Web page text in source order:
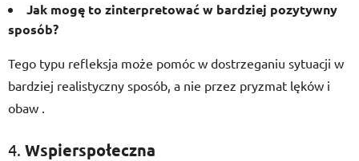
Jak mogę to zinterpretować w bardziej pozytywny
sposób?
Tego typu refleksja może pomóc w dostrzeganiu sytuacji w
bardziej realistyczny sposób, a nie przez pryzmat lęków i
obaw .
4. Wspierspołeczna